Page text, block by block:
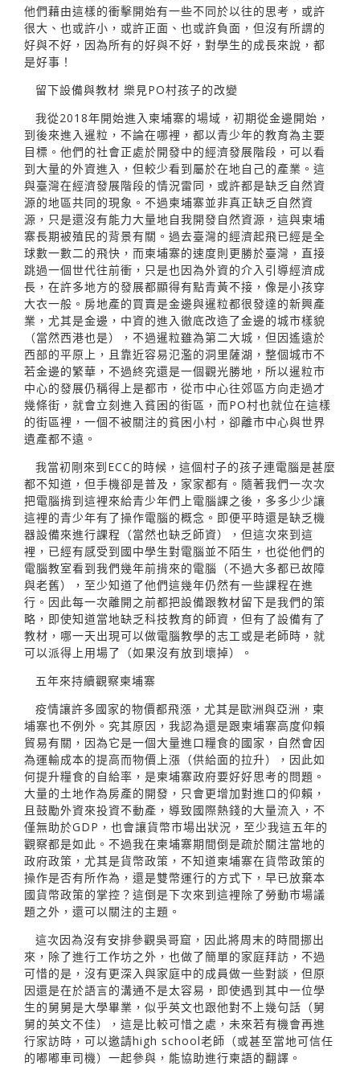
他們藉由這樣的衝擊開始有一些不同於以往的思考，或許
很大、也或許小，或許正面、也或許負面，但沒有所謂的
好與不好，因為所有的好與不好，對學生的成長來說，都
是好事！
留下設備與教材 樂見PO村孩子的改變
我從2018年開始進入柬埔寨的場域，初期從金邊開始，
到後來進入暹粒，不論在哪裡，都以青少年的教育為主要
目標。他們的社會正處於開發中的經濟發展階段，可以看
到大量的外資進入，但較少看到屬於在地自己的產業。這
與臺灣在經濟發展階段的情況雷同，或許都是缺乏自然資
源的地區共同的現象。不過柬埔寨並非真正缺乏自然資
源，只是還沒有能力大量地自我開發自然資源，這與柬埔
寨長期被殖民的背景有關。過去臺灣的經濟起飛已經是全
球數一數二的飛快，而柬埔寨的速度則更勝於臺灣，直接
跳過一個世代往前衝，只是也因為外資的介入引導經濟成
長，在許多地方的發展都顯得有點青黃不接，像是小孩穿
大衣一般。房地產的買賣是金邊與暹粒都很發達的新興產
業，尤其是金邊，中資的進入徹底改造了金邊的城市樣貌
（當然西港也是），不過暹粒雖為第二大城，但因遙遠於
西部的平原上，且靠近容易氾濫的洞里薩湖，整個城市不
若金邊的繁華，不過終究還是一個觀光勝地，所以暹粒市
中心的發展仍稱得上是都市，從市中心往郊區方向走過才
幾條街，就會立刻進入貧困的街區，而PO村也就位在這樣
的街區裡，一個不被關注的貧困小村，卻離市中心與世界
遺產都不遠。
我當初剛來到ECC的時候，這個村子的孩子連電腦是甚麼
都不知道，但手機卻是普及，家家都有。隨著我們一次次
把電腦揹到這裡來給青少年們上電腦課之後，多多少少讓
這裡的青少年有了操作電腦的概念。即便平時還是缺乏機
器設備來進行課程（當然也缺乏師資），但這次來到這
裡，已經有感受到國中學生對電腦並不陌生，也從他們的
電腦教室看到我們幾年前揹來的電腦（不過大多都已故障
與老舊），至少知道了他們這幾年仍然有一些課程在進
行。因此每一次離開之前都把設備跟教材留下是我們的策
略，即使知道當地缺乏科技教育的師資，但有了設備有了
教材，哪一天出現可以做電腦教學的志工或是老師時，就
可以派得上用場了（如果沒有放到壞掉）。
五年來持續觀察柬埔寨
疫情讓許多國家的物價都飛漲，尤其是歐洲與亞洲，柬
埔寨也不例外。究其原因，我認為還是跟柬埔寨高度仰賴
貿易有關，因為它是一個大量進口糧食的國家，自然會因
為運輸成本的提高而物價上漲（供給面的拉升），因此如
何提升糧食的自給率，是柬埔寨政府要好好思考的問題。
大量的土地作為房產的開發，只會更增加對進口的仰賴，
且鼓勵外資來投資不動產，導致國際熱錢的大量流入，不
僅無助於GDP，也會讓貨幣市場出狀況，至少我這五年的
觀察都是如此。不過我在柬埔寨期間倒是疏於關注當地的
政府政策，尤其是貨幣政策，不知道柬埔寨在貨幣政策的
操作是否有所作為，還是雙幣運行的方式下，早已放棄本
國貨幣政策的掌控？這倒是下次來到這裡除了勞動市場議
題之外，還可以關注的主題。
這次因為沒有安排參觀吳哥窟，因此將周末的時間挪出
來，除了進行工作坊之外，也做了簡單的家庭拜訪，不過
可惜的是，沒有更深入與家庭中的成員做一些對談，但原
因還是在於語言的溝通不是太容易，即使遇到其中一位學
生的舅舅是大學畢業，似乎英文也跟他對不上幾句話（舅
舅的英文不佳），這是比較可惜之處，未來若有機會再進
行家訪時，可以邀請high school老師（或甚至當地可信任
的嘟嘟車司機）一起參與，能協助進行柬語的翻譯。